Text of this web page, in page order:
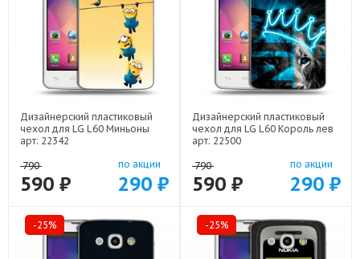
Дизайнерский пластиковый
чехол для LG L60 Миньоны
арт: 22342
790
590 ₽
по акции
290 ₽
Дизайнерский пластиковый
чехол для LG L60 Король лев
арт: 22500
790
590 ₽
по акции
290 ₽
-25% -25%